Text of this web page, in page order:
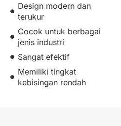
Design modern dan
terukur
Cocok untuk berbagai
jenis industri
Sangat efektif
Memiliki tingkat
kebisingan rendah